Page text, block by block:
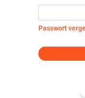
Passwort